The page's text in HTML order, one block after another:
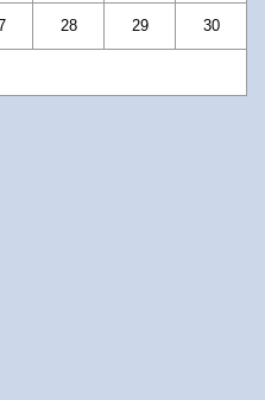
28 29 30